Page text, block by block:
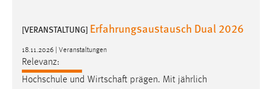
[VERANSTALTUNG] Erfahrungsaustausch Dual 2026
18.11.2026 | Veranstaltungen
Relevanz:
Hochschule und Wirtschaft prägen. Mit jährlich
Name:
Zweck:
Das Cookie speichert die gewählte Sprache der Website.